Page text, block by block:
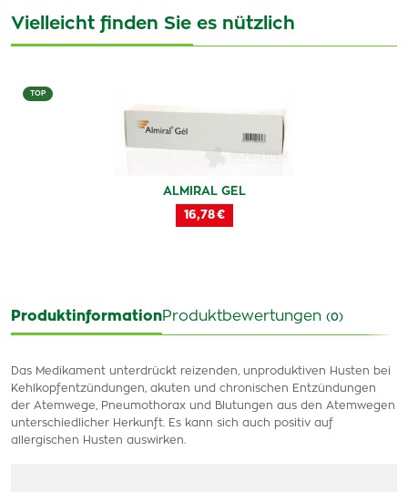
Vielleicht finden Sie es nützlich
TOP
ALMIRAL GEL
16,78 €
ProduktinformationProduktbewertungen (0)
Das Medikament unterdrückt reizenden, unproduktiven Husten bei
Kehlkopfentzündungen, akuten und chronischen Entzündungen
der Atemwege, Pneumothorax und Blutungen aus den Atemwegen
unterschiedlicher Herkunft. Es kann sich auch positiv auf
allergischen Husten auswirken.